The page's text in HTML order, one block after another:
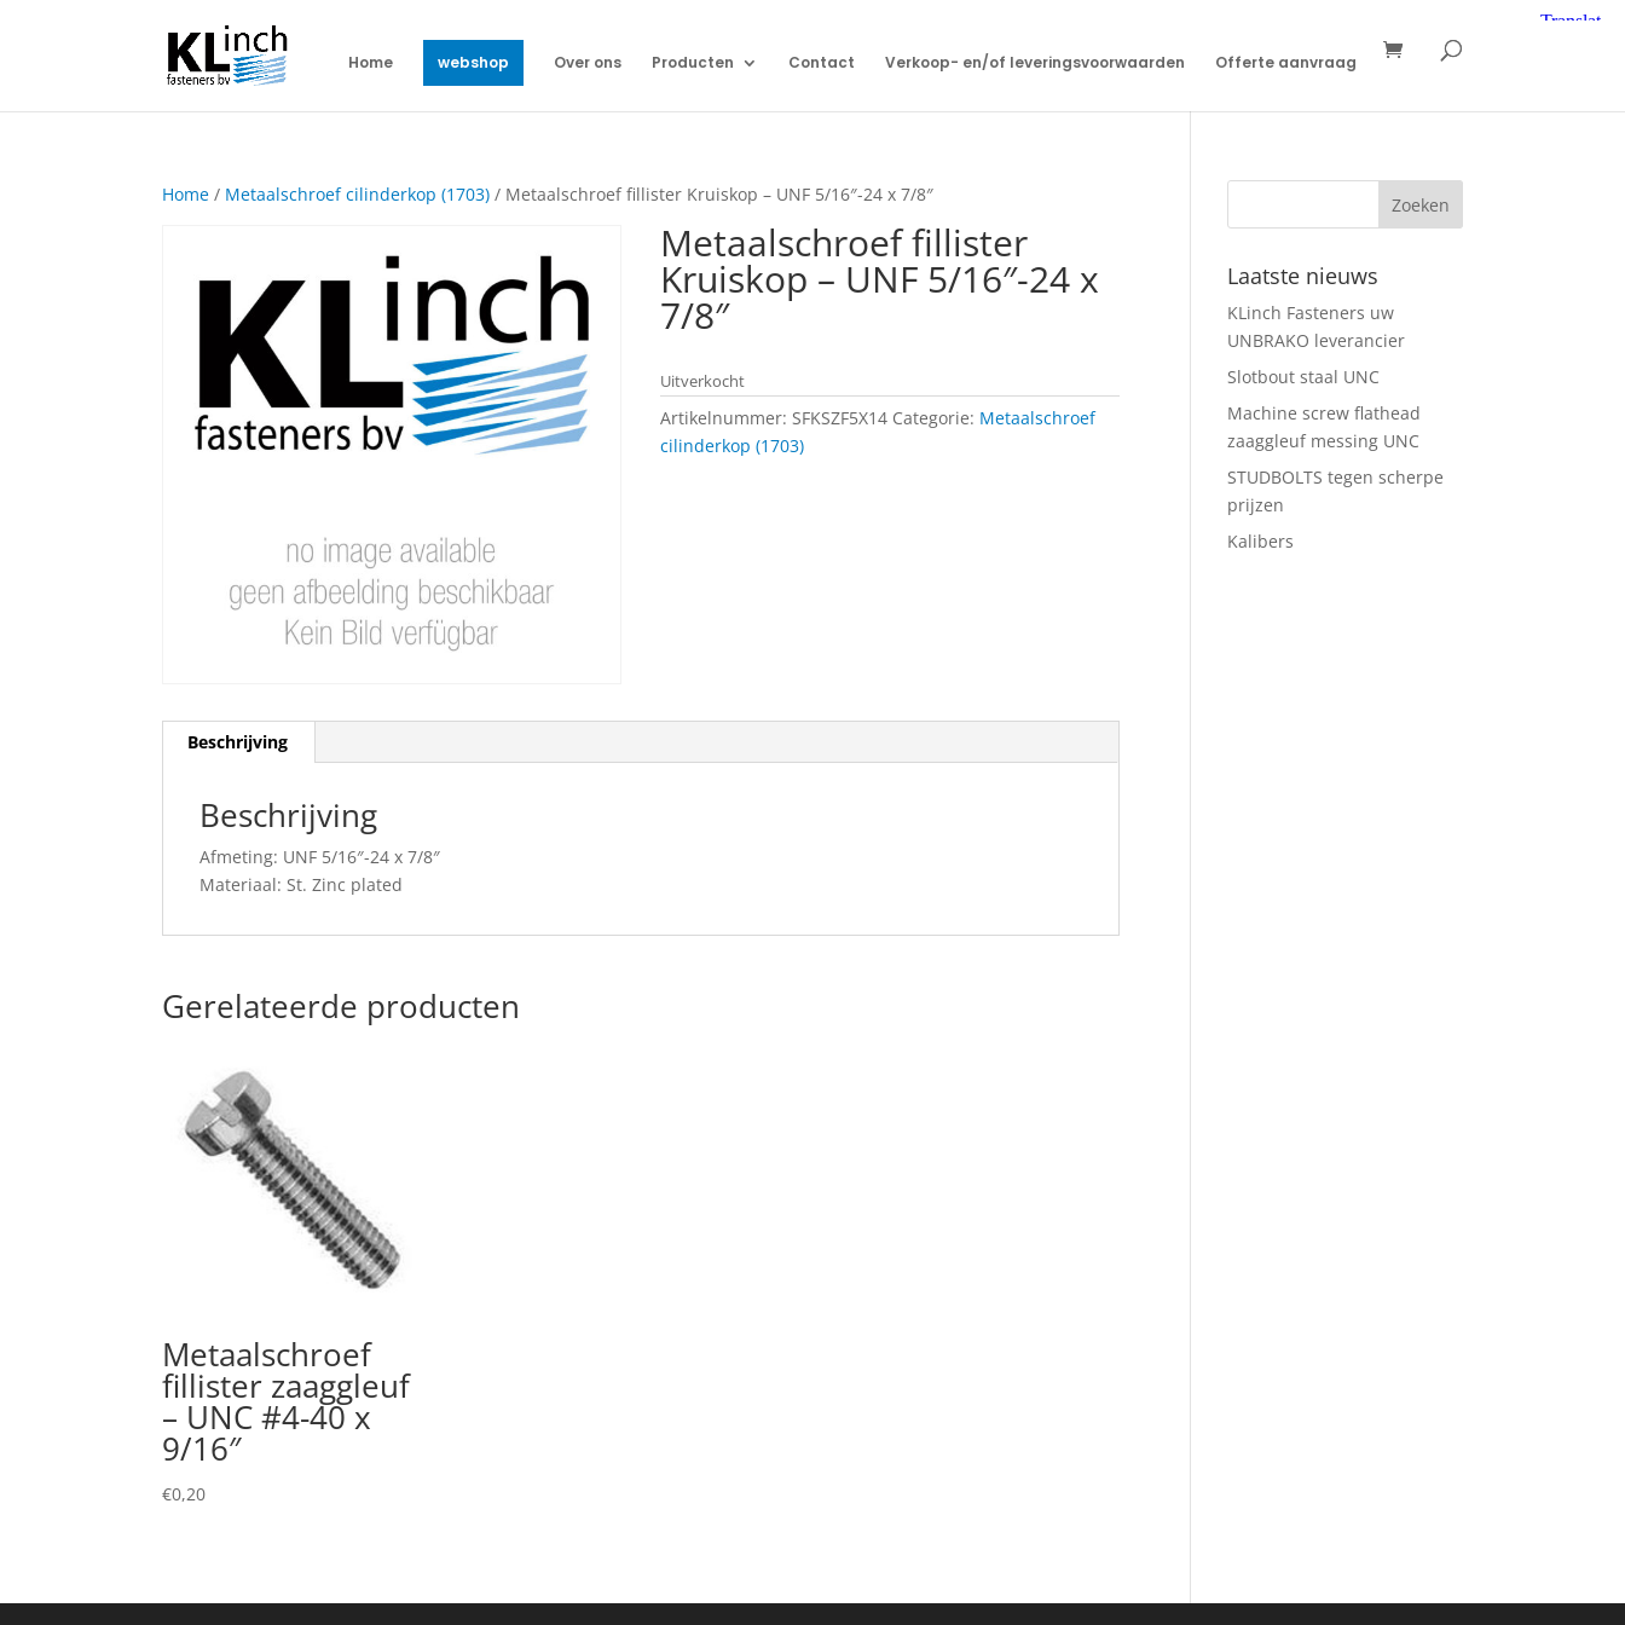
Home webshop Over ons Producten Contact Verkoop- en/of leveringsvoorwaarden Offerte aanvraag
Home / Metaalschroef cilinderkop (1703) / Metaalschroef fillister Kruiskop – UNF 5/16″-24 x 7/8″
Metaalschroef fillister
Kruiskop – UNF 5/16″-24 x
7/8″
Uitverkocht
Artikelnummer:SFKSZF5X14 Categorie: Metaalschroef
cilinderkop (1703)
Beschrijving
Beschrijving
Afmeting: UNF 5/16″-24 x 7/8″
Materiaal: St. Zinc plated
Gerelateerde producten
Metaalschroef
fillister zaaggleuf
– UNC #4-40 x
9/16″
€0,20
Laatste nieuws
KLinch Fasteners uw
UNBRAKO leverancier
Slotbout staal UNC
Machine screw flathead
zaaggleuf messing UNC
STUDBOLTS tegen scherpe
prijzen
Kalibers